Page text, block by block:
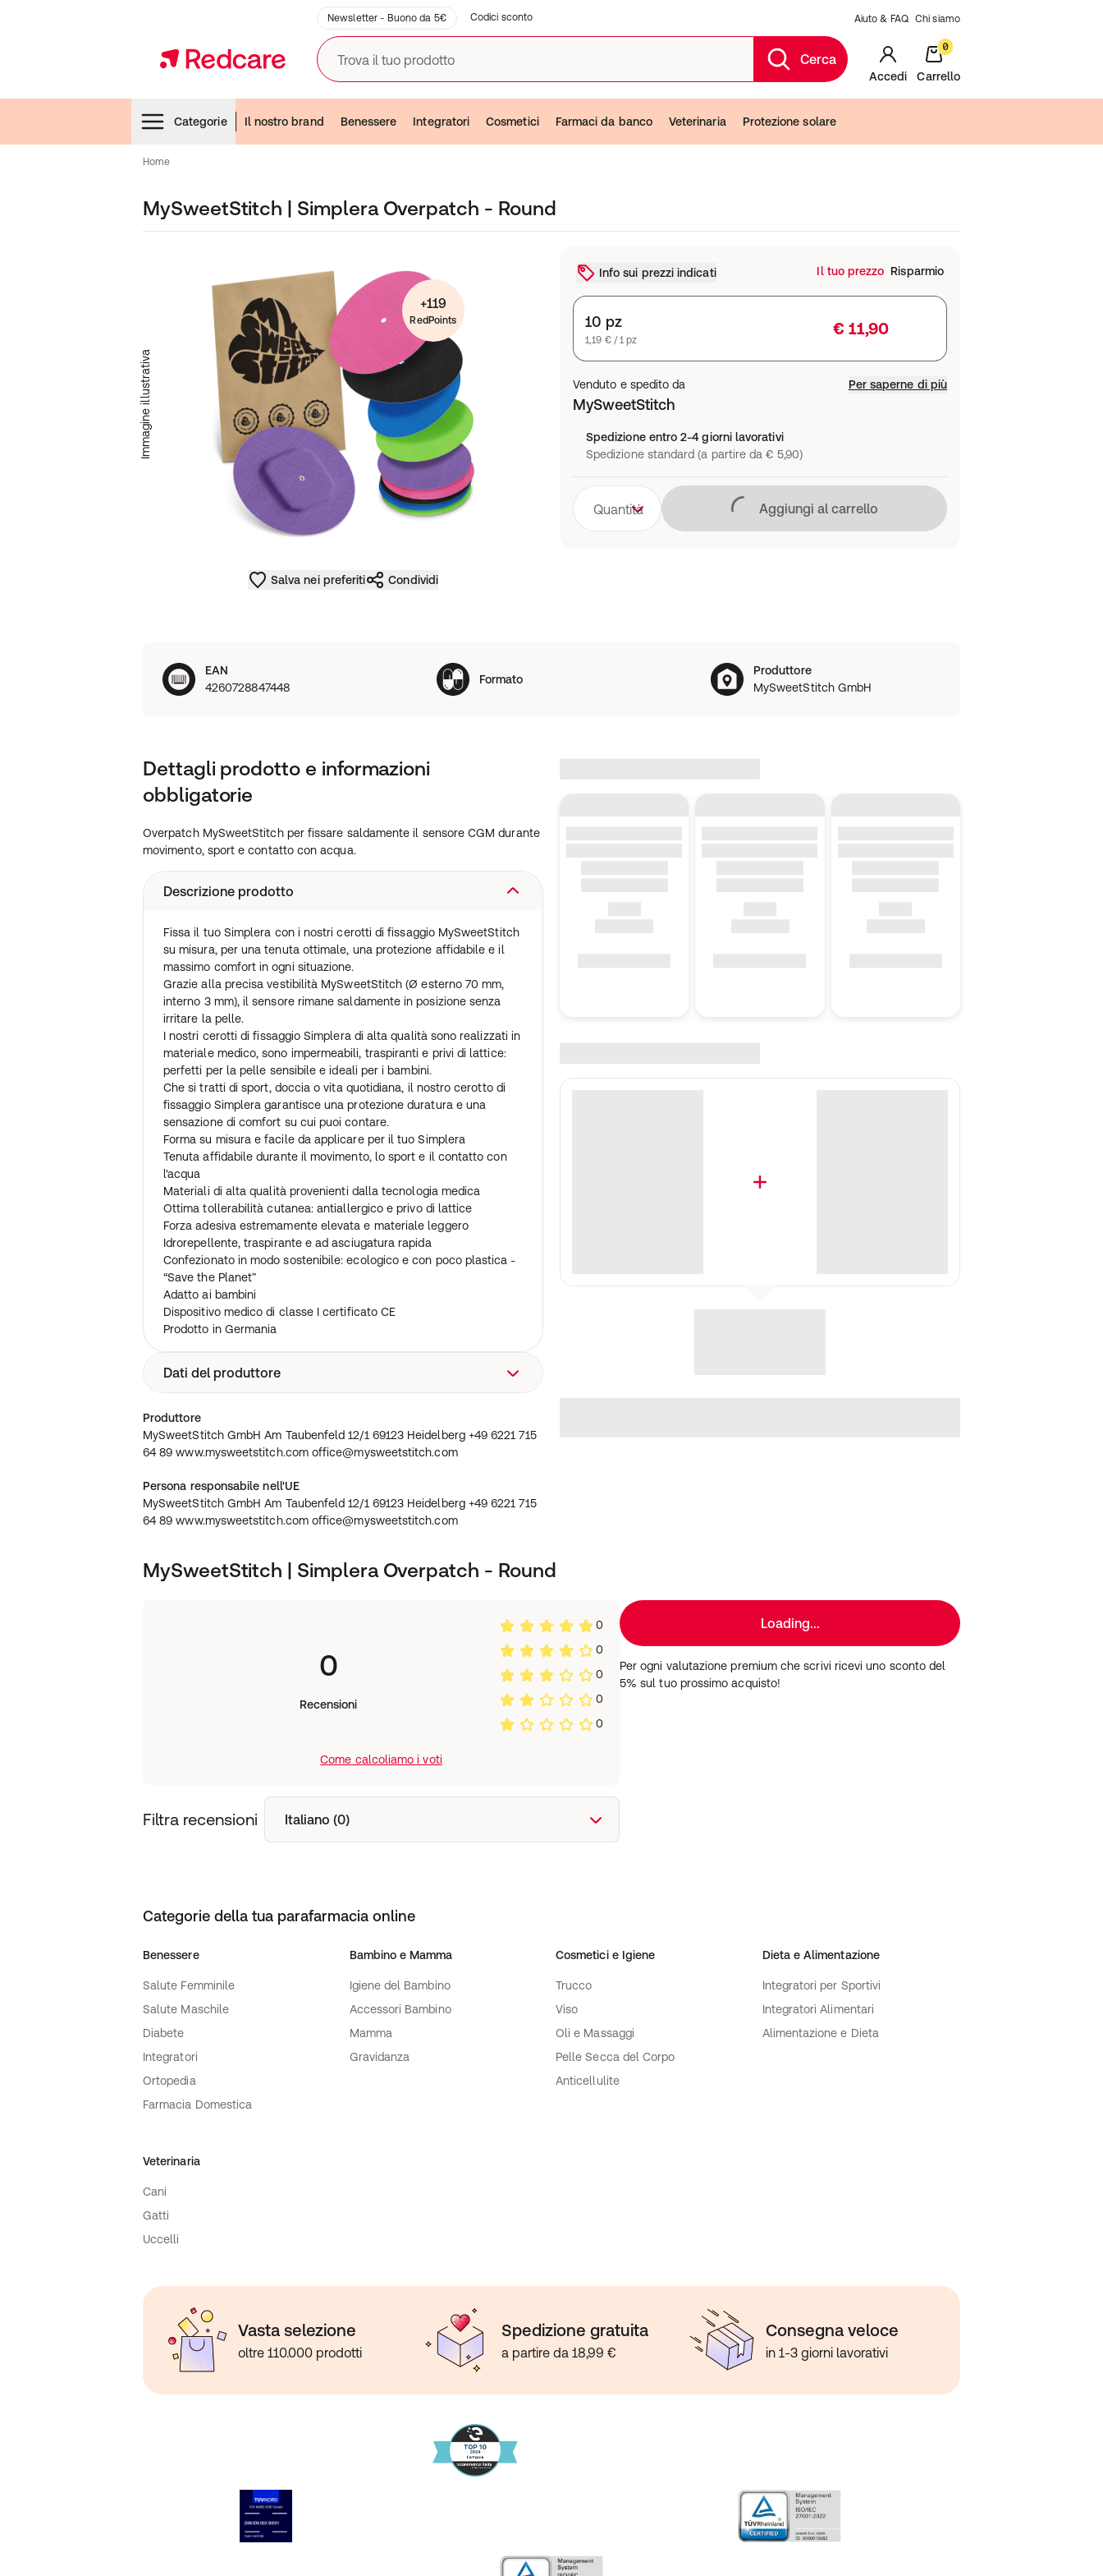
Newsletter - Buono da 5€ Codici sconto Aiuto & FAQ Chi siamo
Trova il tuo prodotto Cerca
Accedi
0
Carrello
Categorie
Il nostro brand Benessere Integratori Cosmetici Farmaci da banco Veterinaria Protezione solare
Home
MySweetStitch | Simplera Overpatch - Round
Immagine illustrativa
+119
RedPoints
Salva nei preferiti Condividi
Info sui prezzi indicati Il tuo prezzo Risparmio
10 pz
1,19 € / 1 pz
€ 11,90
Venduto e spedito da Per saperne di più
MySweetStitch
Spedizione entro 2-4 giorni lavorativi
Spedizione standard (a partire da € 5,90)
Quantità Caricamento in corso
Aggiungi al carrello
EAN
4260728847448
Formato
Produttore
MySweetStitch GmbH
Dettagli prodotto e informazioni
obbligatorie
Overpatch MySweetStitch per fissare saldamente il sensore CGM durante
movimento, sport e contatto con acqua.
Descrizione prodotto
Fissa il tuo Simplera con i nostri cerotti di fissaggio MySweetStitch
su misura, per una tenuta ottimale, una protezione affidabile e il
massimo comfort in ogni situazione.
Grazie alla precisa vestibilità MySweetStitch (Ø esterno 70 mm,
interno 3 mm), il sensore rimane saldamente in posizione senza
irritare la pelle.
I nostri cerotti di fissaggio Simplera di alta qualità sono realizzati in
materiale medico, sono impermeabili, traspiranti e privi di lattice:
perfetti per la pelle sensibile e ideali per i bambini.
Che si tratti di sport, doccia o vita quotidiana, il nostro cerotto di
fissaggio Simplera garantisce una protezione duratura e una
sensazione di comfort su cui puoi contare.
Forma su misura e facile da applicare per il tuo Simplera
Tenuta affidabile durante il movimento, lo sport e il contatto con
l'acqua
Materiali di alta qualità provenienti dalla tecnologia medica
Ottima tollerabilità cutanea: antiallergico e privo di lattice
Forza adesiva estremamente elevata e materiale leggero
Idrorepellente, traspirante e ad asciugatura rapida
Confezionato in modo sostenibile: ecologico e con poco plastica -
“Save the Planet”
Adatto ai bambini
Dispositivo medico di classe I certificato CE
Prodotto in Germania
Dati del produttore
MySweetStitch GmbH Am Taubenfeld 12/1 69123 Heidelberg +49
6221 715 64 89 www.mysweetstitch.com
office@mysweetstitch.com
Produttore
MySweetStitch GmbH Am Taubenfeld 12/1 69123 Heidelberg +49 6221 715
64 89 www.mysweetstitch.com office@mysweetstitch.com
Persona responsabile nell'UE
MySweetStitch GmbH Am Taubenfeld 12/1 69123 Heidelberg +49 6221 715
64 89 www.mysweetstitch.com office@mysweetstitch.com
MySweetStitch | Simplera Overpatch - Round
0
Recensioni
0
0
0
0
0
Come calcoliamo i voti
Filtra recensioni Italiano (0)
Loading...
Per ogni valutazione premium che scrivi ricevi uno sconto del
5% sul tuo prossimo acquisto!
Categorie della tua parafarmacia online
Benessere
Salute Femminile
Salute Maschile
Diabete
Integratori
Ortopedia
Farmacia Domestica
Bambino e Mamma
Igiene del Bambino
Accessori Bambino
Mamma
Gravidanza
Cosmetici e Igiene
Trucco
Viso
Oli e Massaggi
Pelle Secca del Corpo
Anticellulite
Dieta e Alimentazione
Integratori per Sportivi
Integratori Alimentari
Alimentazione e Dieta
Veterinaria
Cani
Gatti
Uccelli
Vasta selezione
oltre 110.000 prodotti
Spedizione gratuita
a partire da 18,99 €
Consegna veloce
in 1-3 giorni lavorativi